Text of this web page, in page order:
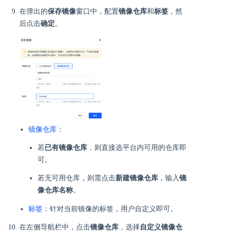
在弹出的保存镜像窗口中，配置镜像仓库和标签 ，然
后点击确定。
镜像仓库 ：
若已有镜像仓库 ，则直接选平台内可用的仓库即
可。
若无可用仓库，则需点击新建镜像仓库 ，输入镜
像仓库名称。
标签 ：针对当前镜像的标签，用户自定义即可。
在左侧导航栏中，点击镜像仓库 ，选择自定义镜像仓